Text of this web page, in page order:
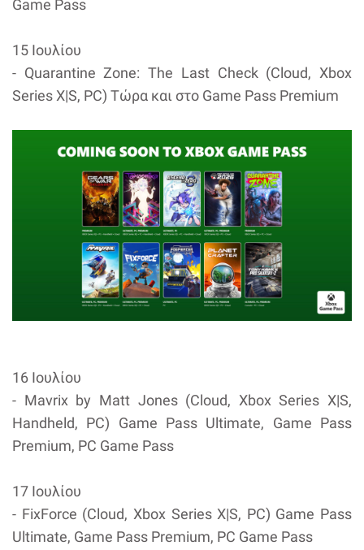
Game Pass
15 Ιουλίου
- Quarantine Zone: The Last Check (Cloud, Xbox
Series X|S, PC) Τώρα και στο Game Pass Premium
16 Ιουλίου
- Mavrix by Matt Jones (Cloud, Xbox Series X|S,
Handheld, PC) Game Pass Ultimate, Game Pass
Premium, PC Game Pass
17 Ιουλίου
- FixForce (Cloud, Xbox Series X|S, PC) Game Pass
Ultimate, Game Pass Premium, PC Game Pass